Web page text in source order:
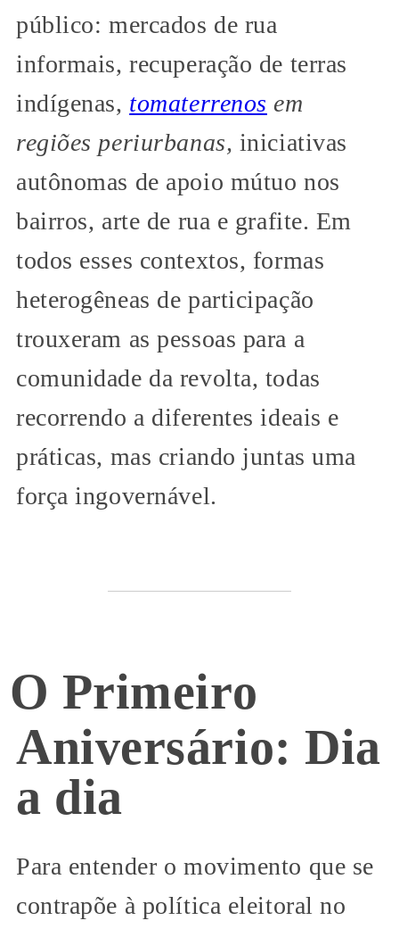
público: mercados de rua
informais, recuperação de terras
indígenas, tomaterrenos em
regiões periurbanas, iniciativas
autônomas de apoio mútuo nos
bairros, arte de rua e grafite. Em
todos esses contextos, formas
heterogêneas de participação
trouxeram as pessoas para a
comunidade da revolta, todas
recorrendo a diferentes ideais e
práticas, mas criando juntas uma
força ingovernável.
O Primeiro
Aniversário: Dia
a dia
Para entender o movimento que se
contrapõe à política eleitoral no